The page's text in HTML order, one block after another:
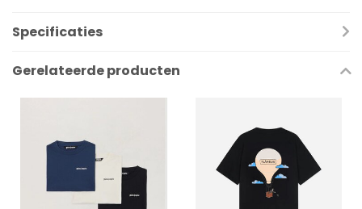
Specificaties
Gerelateerde producten